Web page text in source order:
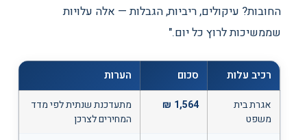
החובות? עיקולים, ריביות, הגבלות — אלה עלויות
שממשיכות לרוץ כל יום."
רכיב עלות סכום הערות
אגרת בית
משפט
1,564 ₪
מתעדכנת שנתית לפי מדד
המחירים לצרכן